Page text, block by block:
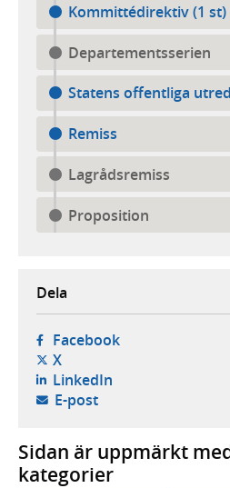
Kommittédirektiv (1 st)
Departementsserien
Statens offentliga
Remiss
Lagrådsremiss
Proposition
Dela
Facebook- öppnas i ny
X- öppnas i ny flik, extern
LinkedIn- öppnas i ny
E-post- öppnar din e-
Sidan är uppmärkt
kategorier